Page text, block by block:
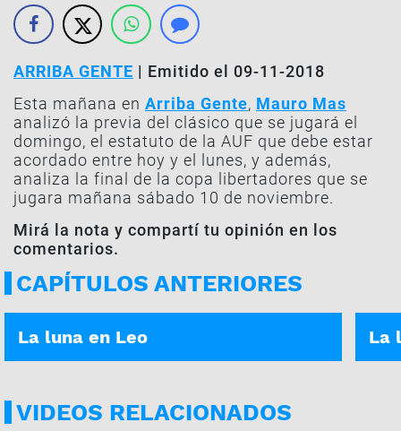
ARRIBA GENTE | Emitido el 09-11-2018
Esta mañana en Arriba Gente, Mauro Mas
analizó la previa del clásico que se jugará el
domingo, el estatuto de la AUF que debe estar
acordado entre hoy y el lunes, y además,
analiza la final de la copa libertadores que se
jugara mañana sábado 10 de noviembre.
Mirá la nota y compartí tu opinión en los
comentarios.
CAPÍTULOS ANTERIORES
ASÍ ES TU DÍA | 05-01-2026
La luna en Leo La
VIDEOS RELACIONADOS